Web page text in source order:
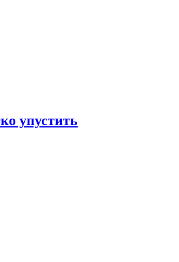
упустить